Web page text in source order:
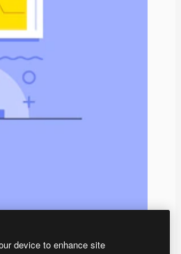
device to enhance site